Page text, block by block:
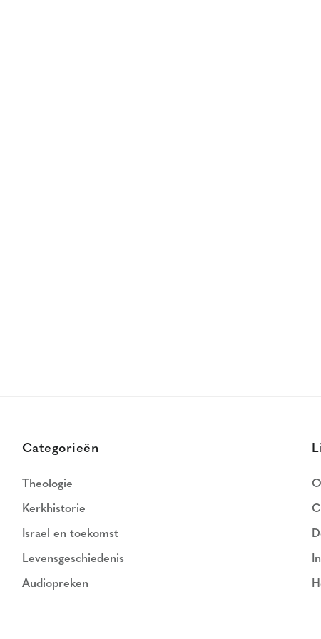
Categorieën
Theologie
Kerkhistorie
Israel en toekomst
Levensgeschiedenis
Audiopreken